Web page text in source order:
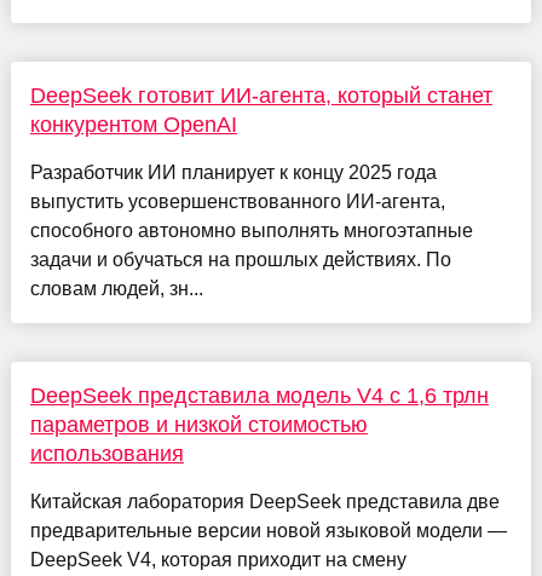
DeepSeek готовит ИИ-агента, который станет
конкурентом OpenAI
Разработчик ИИ планирует к концу 2025 года
выпустить усовершенствованного ИИ-агента,
способного автономно выполнять многоэтапные
задачи и обучаться на прошлых действиях. По
словам людей, зн...
DeepSeek представила модель V4 с 1,6 трлн
параметров и низкой стоимостью
использования
Китайская лаборатория DeepSeek представила две
предварительные версии новой языковой модели —
DeepSeek V4, которая приходит на смену